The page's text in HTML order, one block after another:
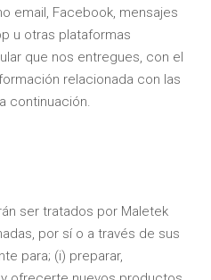
email, Facebook, mensajes
u otras plataformas
que nos entregues, con el
relacionada con las
continuación.
ser tratados por Maletek
por sí o a través de sus
para; (i) preparar,